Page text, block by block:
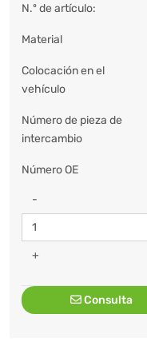
N.º de artículo:
Material
Colocación en el
vehículo
Número de pieza de
intercambio
Número OE
-
+
Consulta